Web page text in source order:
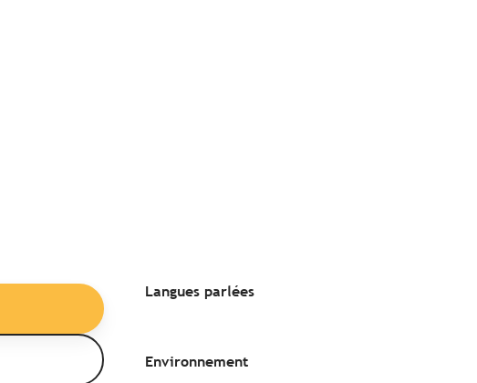
Langues parlées
Langues parlées
Environnement
Environnement